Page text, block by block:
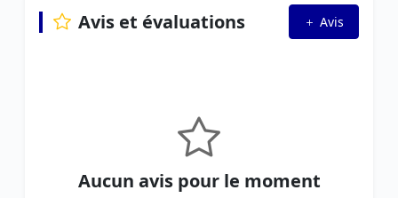
Avis et évaluations Avis
Aucun avis pour le moment